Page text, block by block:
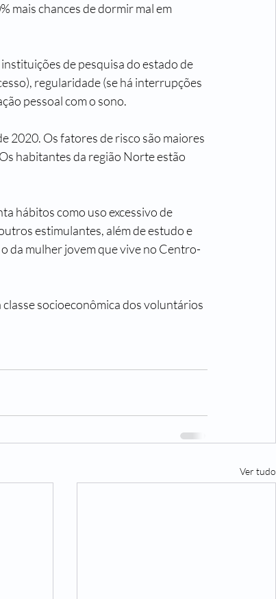
mais chances de dormir mal em
de pesquisa do estado de
regularidade (se há interrupções
pessoal com o sono.
2020. Os fatores de risco são maiores
habitantes da região Norte estão
hábitos como uso excessivo de
estimulantes, além de estudo e
da mulher jovem que vive no Centro-
socioeconômica dos voluntários
Ver tudo